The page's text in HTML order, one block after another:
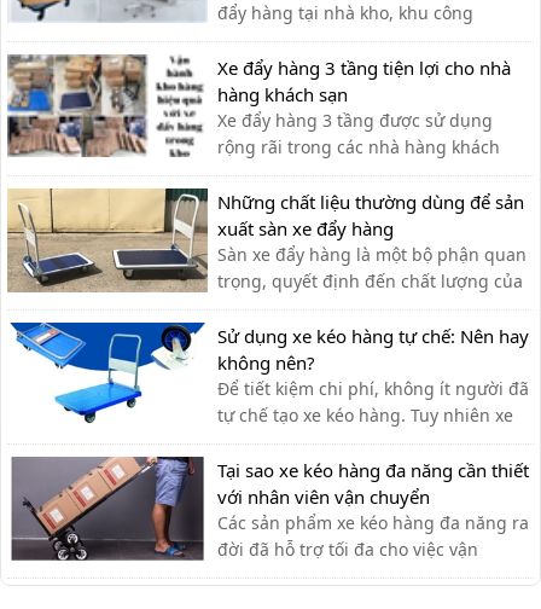
đẩy hàng tại nhà kho, khu công
nghiệp, siêu thị,… với lượng hàng hóa
cần di chuyển lớn. Tuy nhiên, xe đẩy
hàng cũng có thể được sử dụng tạo
văn phòng cho nhiều công việc khác
nhau như: chở tài liệu, chở bình n...
Xe đẩy hàng 3 tầng tiện lợi cho nhà
hàng khách sạn
Xe đẩy hàng 3 tầng được sử dụng
rộng rãi trong các nhà hàng khách
sạn bởi sự tiện ích. Với thiết kế thanh
lịch, tính ứng dụng cao, các loại xe
đẩy hàng nhiều tầng là sự lựa chọn tối
ưu nhất cho các nhà hàng. Xe đẩy 3
tầng được ứng dụng như […]
Những chất liệu thường dùng để sản
xuất sàn xe đẩy hàng
Sàn xe đẩy hàng là một bộ phận quan
trọng, quyết định đến chất lượng của
xe đẩy. Lựa chọn chất liệu phù hợp
giúp bạn có được chiếc xe đẩy hàng
ưng ý.
Sử dụng xe kéo hàng tự chế: Nên hay
không nên?
Để tiết kiệm chi phí, không ít người đã
tự chế tạo xe kéo hàng. Tuy nhiên xe
kéo hàng tự chế có ưu nhược điểm gì,
có nên dùng hay không?
Tại sao xe kéo hàng đa năng cần thiết
với nhân viên vận chuyển
Các sản phẩm xe kéo hàng đa năng ra
đời đã hỗ trợ tối đa cho việc vận
chuyển thủ công của nhân viên vận